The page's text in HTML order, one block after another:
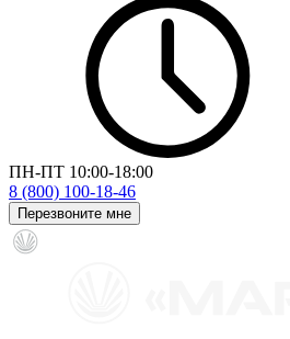
ПН-ПТ 10:00-18:00
8 (800) 100-18-46
Перезвоните мне